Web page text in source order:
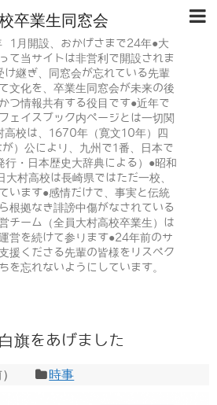
卒業生同窓会
月開設、おかげさまで24年●大
て当サイトは非営利で開設されま
け継ぎ、同窓会が忘れている先輩
文化を、卒業生同窓会が未来の後
つ情報共有する役目です●近年で
ェイスブック内ページとは一切関
高校は、1670年（寛文10年）四
）公により、九州で1番、日本で
行・日本歴史大辞典による）●昭和
村高校は長崎県ではただ一校、
います●感情だけで、事実と伝統
根拠なき誹謗中傷がなされている
チーム（全員大村高校卒業生）は
営を続けて参ります●24年前のサ
援くださる先輩の皆様をリスペク
を忘れないようにしています。
旗をあげました
） 時事